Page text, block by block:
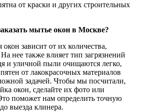
от краски и других строительных
мытье окон в Москве?
зависит от их количества,
нее также влияет тип загрязнений
и уличной пыли очищаются легко,
от лакокрасочных материалов
задачей. Чтобы мы посчитали,
окон, сделайте их фото или
поможет нам определить точную
выезда клинера.